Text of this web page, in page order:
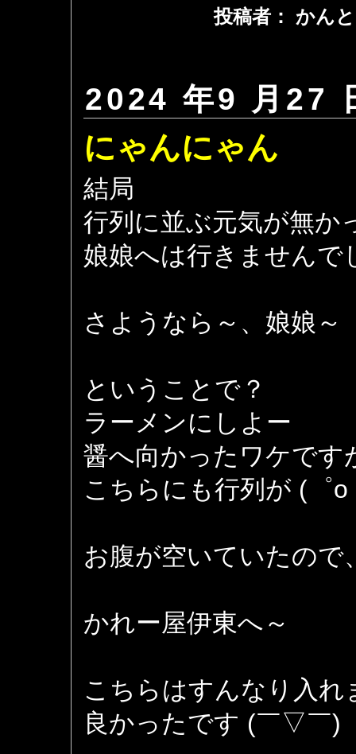
投稿者： かん
2024 年9 月27
にゃんにゃん
結局
行列に並ぶ元気が無か
娘娘へは行きませんで
さようなら～、娘娘～
ということで？
ラーメンにしよー
醤へ向かったワケです
こちらにも行列が (゜o
お腹が空いていたので
かれー屋伊東へ～
こちらはすんなり入れ
良かったです (￣▽￣)